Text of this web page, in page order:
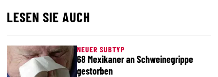
LESEN SIE AUCH
NEUER SUBTYP
68 Mexikaner an Schweinegrippe
gestorben